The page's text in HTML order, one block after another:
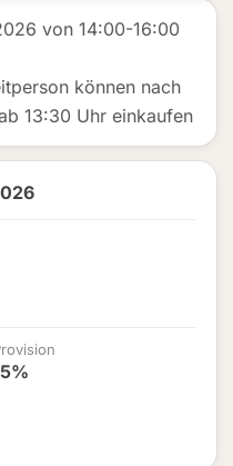
von 14:00-16:00
können nach
13:30 Uhr einkaufen